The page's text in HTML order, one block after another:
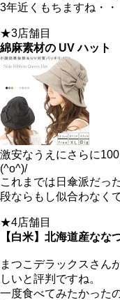
3年近くもちますね・・
★3店舗目
綿麻素材の UV ハット
激安なうえにさらに
(^o^)/
これまでは日傘派だっ
段ならもし似合わなく
★4店舗目
【白米】北海道産なな
まつこデラックスさん
しいと評判ですね。
一度食べてみたかった